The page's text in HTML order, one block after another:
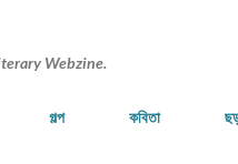
Webzine.
গল্প কবিতা